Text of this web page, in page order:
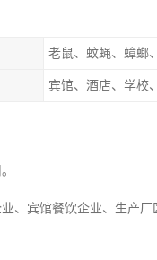
老鼠、蚊蝇、蟑螂
宾馆、酒店、学校
、宾馆餐饮企业、生产厂